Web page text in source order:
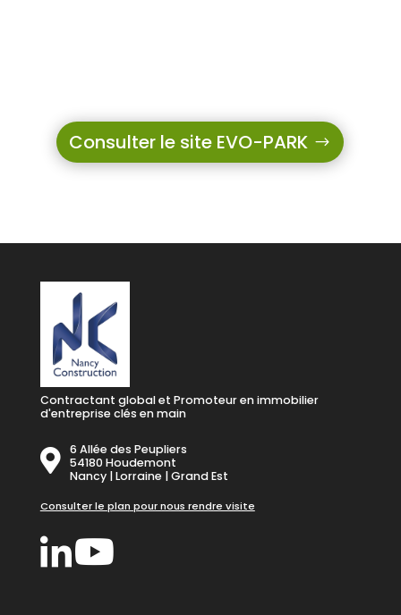
Consulter le site EVO-PARK
Contractant global et Promoteur en immobilier
d'entreprise clés en main
6 Allée des Peupliers
54180 Houdemont
Nancy | Lorraine | Grand Est
Consulter le plan pour nous rendre visite